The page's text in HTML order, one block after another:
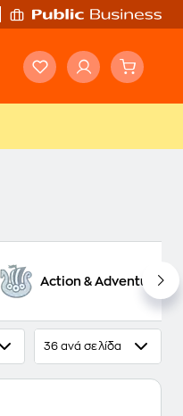
Action & Adventure
36 ανά σελίδα